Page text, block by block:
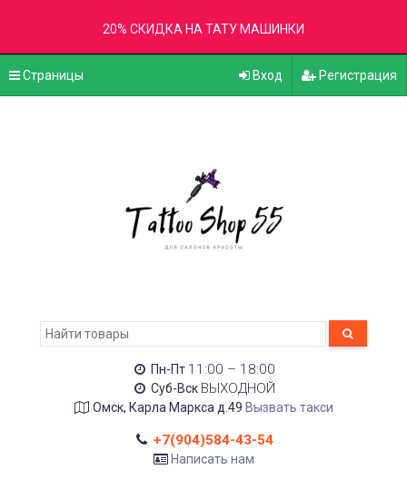
20% СКИДКА НА ТАТУ МАШИНКИ
Страницы Вход Регистрация
Пн-Пт 11:00 – 18:00
Суб-Вск ВЫХОДНОЙ
Омск, Карла Маркса д.49 Вызвать такси
+7(904)584-43-54
Написать нам